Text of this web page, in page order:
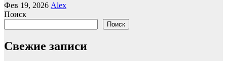
Фев 19, 2026 Alex
Поиск
Поиск
Свежие записи